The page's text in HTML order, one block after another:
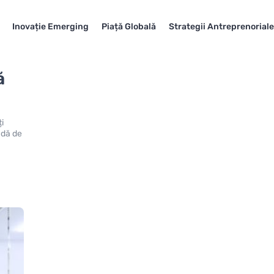
Inovație Emerging Piață Globală Strategii Antreprenoriale
de